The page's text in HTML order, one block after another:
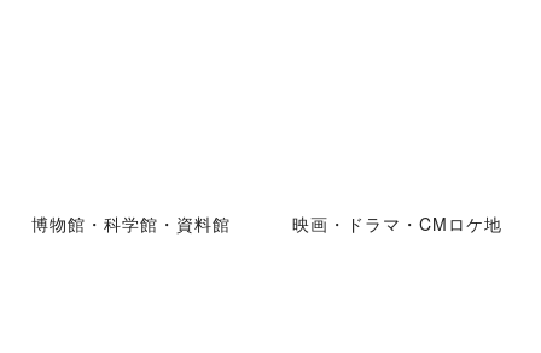
博物館・科学館・資料館 映画・ドラマ・CMロケ地